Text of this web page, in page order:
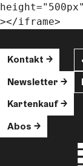
height="500px"
></iframe>
Kontakt
Newsletter
Kartenkauf
Abos